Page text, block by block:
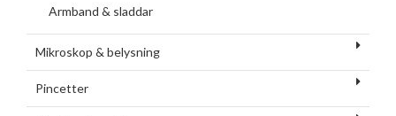
Armband & sladdar
Mikroskop & belysning
Pincetter